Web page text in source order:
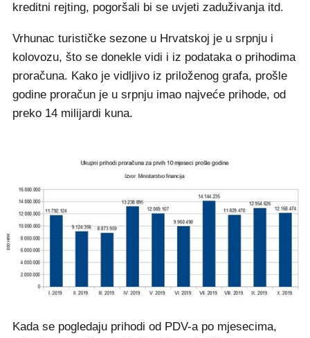
kreditni rejting, pogoršali bi se uvjeti zaduživanja itd.
Vrhunac turističke sezone u Hrvatskoj je u srpnju i
kolovozu, što se donekle vidi i iz podataka o prihodima
proračuna. Kako je vidljivo iz priloženog grafa, prošle
godine proračun je u srpnju imao najveće prihode, od
preko 14 milijardi kuna.
Kada se pogledaju prihodi od PDV-a po mjesecima,